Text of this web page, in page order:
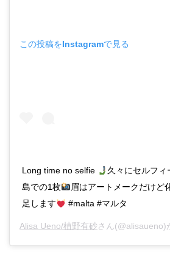
この投稿をInstagramで見る
Long time no selfie 久々にセルフィ
島での1枚
眉はアートメークだけど
足します
#malta #マルタ
Alisa Ueno/植野有砂さん(@alisaueno)